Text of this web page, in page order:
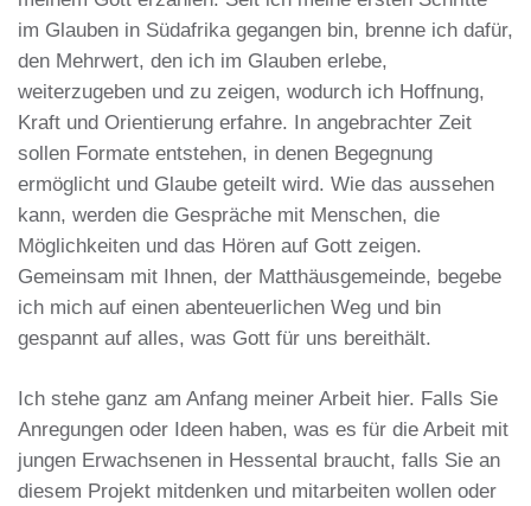
im Glauben in Südafrika gegangen bin, brenne ich dafür,
den Mehrwert, den ich im Glauben erlebe,
weiterzugeben und zu zeigen, wodurch ich Hoffnung,
Kraft und Orientierung erfahre. In angebrachter Zeit
sollen Formate entstehen, in denen Begegnung
ermöglicht und Glaube geteilt wird. Wie das aussehen
kann, werden die Gespräche mit Menschen, die
Möglichkeiten und das Hören auf Gott zeigen.
Gemeinsam mit Ihnen, der Matthäusgemeinde, begebe
ich mich auf einen abenteuerlichen Weg und bin
gespannt auf alles, was Gott für uns bereithält.
Ich stehe ganz am Anfang meiner Arbeit hier. Falls Sie
Anregungen oder Ideen haben, was es für die Arbeit mit
jungen Erwachsenen in Hessental braucht, falls Sie an
diesem Projekt mitdenken und mitarbeiten wollen oder